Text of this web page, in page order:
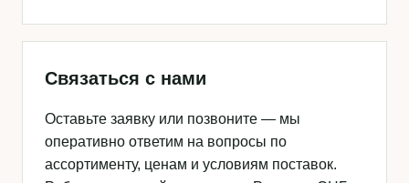
Связаться с нами
Оставьте заявку или позвоните — мы
оперативно ответим на вопросы по
ассортименту, ценам и условиям поставок.